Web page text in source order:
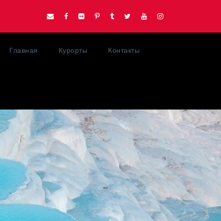
Главная Курорты Контакты